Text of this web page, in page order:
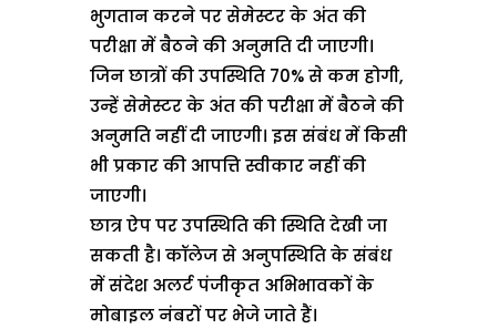
भुगतान करने पर सेमेस्टर के अंत की
परीक्षा में बैठने की अनुमति दी जाएगी।
जिन छात्रों की उपस्थिति 70% से कम होगी,
उन्हें सेमेस्टर के अंत की परीक्षा में बैठने की
अनुमति नहीं दी जाएगी। इस संबंध में किसी
भी प्रकार की आपत्ति स्वीकार नहीं की
जाएगी।
छात्र ऐप पर उपस्थिति की स्थिति देखी जा
सकती है। कॉलेज से अनुपस्थिति के संबंध
में संदेश अलर्ट पंजीकृत अभिभावकों के
मोबाइल नंबरों पर भेजे जाते हैं।